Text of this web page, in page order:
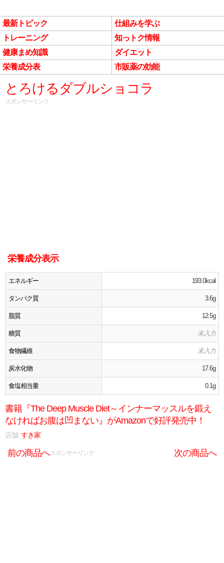
最新トピック
仕組みを学ぶ
トレーニング
知っトク情報
健康まめ知識
ダイエット
栄養成分表
市販薬の効能
とろけるダブルショコラ
スポンサーリンク
栄養成分表示
エネルギー 193.0kcal
タンパク質 3.6g
脂質 12.5g
糖質 未入力
食物繊維 未入力
炭水化物 17.6g
食塩相当量 0.1g
書籍『The Deep Muscle Diet～インナーマッスルを鍛え
なければお腹は凹まない』がAmazonで好評発売中！
店舗:すき家
前の商品へ 次の商品へ
スポンサーリンク